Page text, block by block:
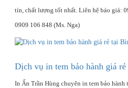
tín, chất lượng tốt nhất. Liên hệ báo giá:
0909 106 848 (Ms. Nga)
Dịch vụ in tem bảo hành giá
In Ấn Trần Hùng chuyên in tem bảo